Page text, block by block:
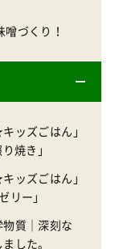
づくり！
ッズごはん」
焼き」
ッズごはん」
リー」
質｜深刻な
した。